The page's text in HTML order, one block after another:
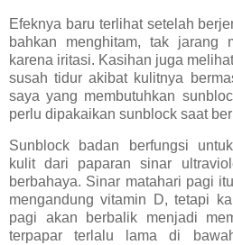
Efeknya baru terlihat setelah
bahkan menghitam, tak jarang
karena iritasi. Kasihan juga
susah tidur akibat kulitnya
saya yang membutuhkan
perlu dipakaikan sunblock saat
Sunblock badan berfungsi
kulit dari paparan sinar
berbahaya. Sinar matahari pagi
mengandung vitamin D, tetapi
pagi akan berbalik menjadi
terpapar terlalu lama di